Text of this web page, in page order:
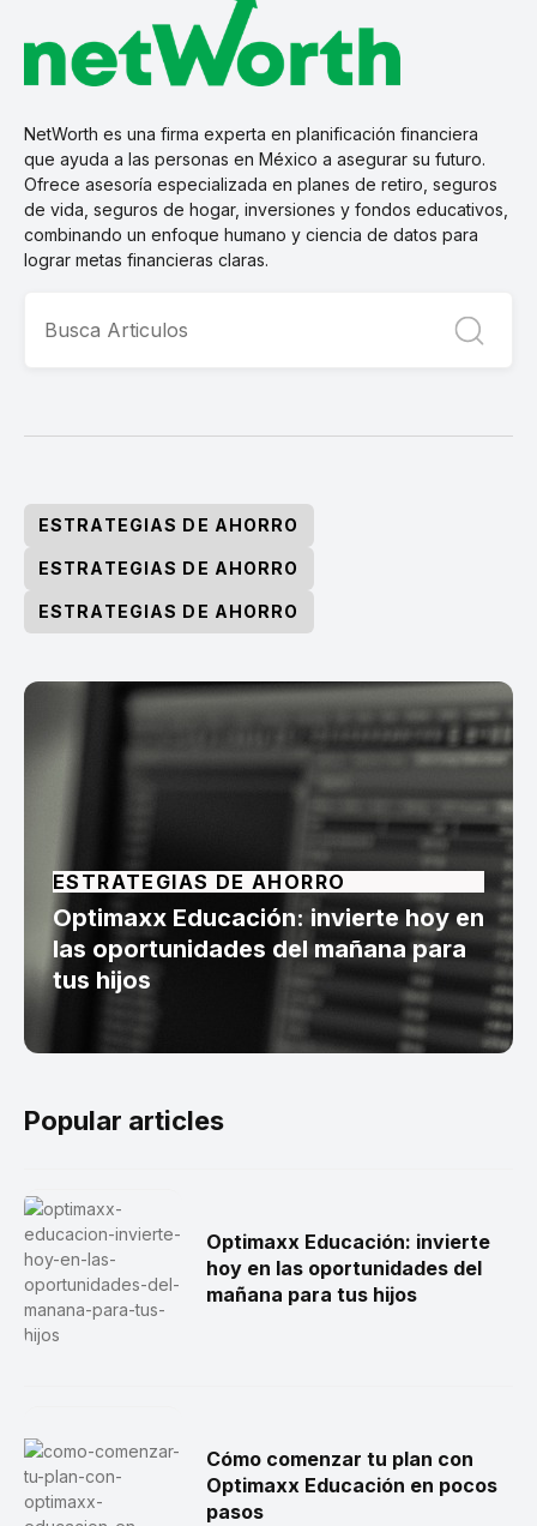
NetWorth es una firma experta en planificación financiera
que ayuda a las personas en México a asegurar su futuro.
Ofrece asesoría especializada en planes de retiro, seguros
de vida, seguros de hogar, inversiones y fondos educativos,
combinando un enfoque humano y ciencia de datos para
lograr metas financieras claras.
ESTRATEGIAS DE AHORRO
ESTRATEGIAS DE AHORRO
ESTRATEGIAS DE AHORRO
ESTRATEGIAS DE AHORRO
Optimaxx Educación: invierte hoy en
las oportunidades del mañana para
tus hijos
Popular articles
Optimaxx Educación: invierte
hoy en las oportunidades del
mañana para tus hijos
Cómo comenzar tu plan con
Optimaxx Educación en pocos
pasos